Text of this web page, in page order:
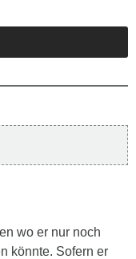
wo er nur noch
könnte. Sofern er